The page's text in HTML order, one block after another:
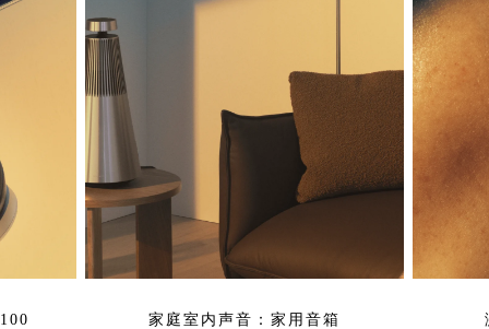
家庭室内声音：家用音箱